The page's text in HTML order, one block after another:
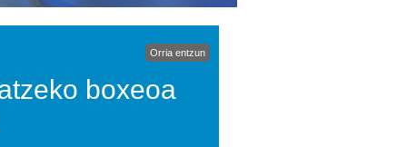
Orria entzun
boxeoa